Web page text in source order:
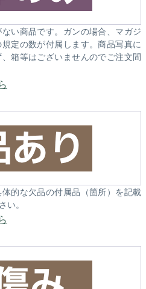
い商品です。ガンの場合、マガジ
定の数が付属します。商品写真に
箱等はございませんのでご注文間
的な欠品の付属品（箇所）を記載
い。